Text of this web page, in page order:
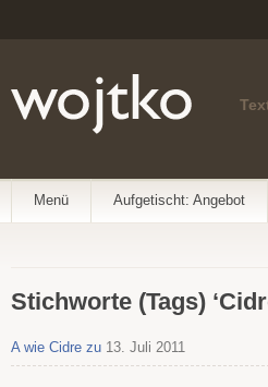
Menü Aufgetischt: Angebot
Stichworte (Tags)
A wie Cidre zu 13. Juli 2011